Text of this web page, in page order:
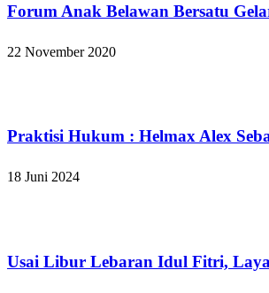
Forum Anak Belawan Bersatu
22 November 2020
Praktisi Hukum : Helmax Alex
18 Juni 2024
Usai Libur Lebaran Idul Fitri,